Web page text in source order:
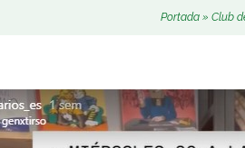
Portada » Club